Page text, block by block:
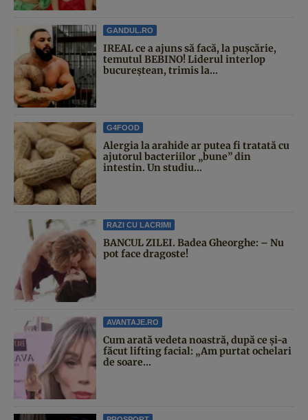
GANDUL.RO
IREAL ce a ajuns să facă, la pușcărie,
temutul BEBINO! Liderul interlop
bucureștean, trimis la...
G4FOOD
Alergia la arahide ar putea fi tratată cu
ajutorul bacteriilor „bune” din
intestin. Un studiu...
RAZI CU LACRIMI
BANCUL ZILEI. Badea Gheorghe: – Nu
pot face dragoste!
AVANTAJE.RO
Cum arată vedeta noastră, după ce și-a
făcut lifting facial: „Am purtat ochelari
de soare...